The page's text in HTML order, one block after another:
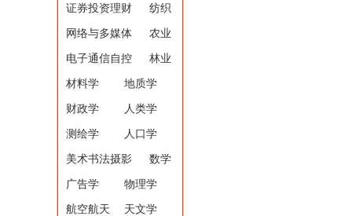
证券投资理财 纺织
网络与多媒体 农业
电子通信自控 林业
材料学 地质学
财政学 人类学
测绘学 人口学
美术书法摄影 数学
广告学 物理学
航空航天 天文学